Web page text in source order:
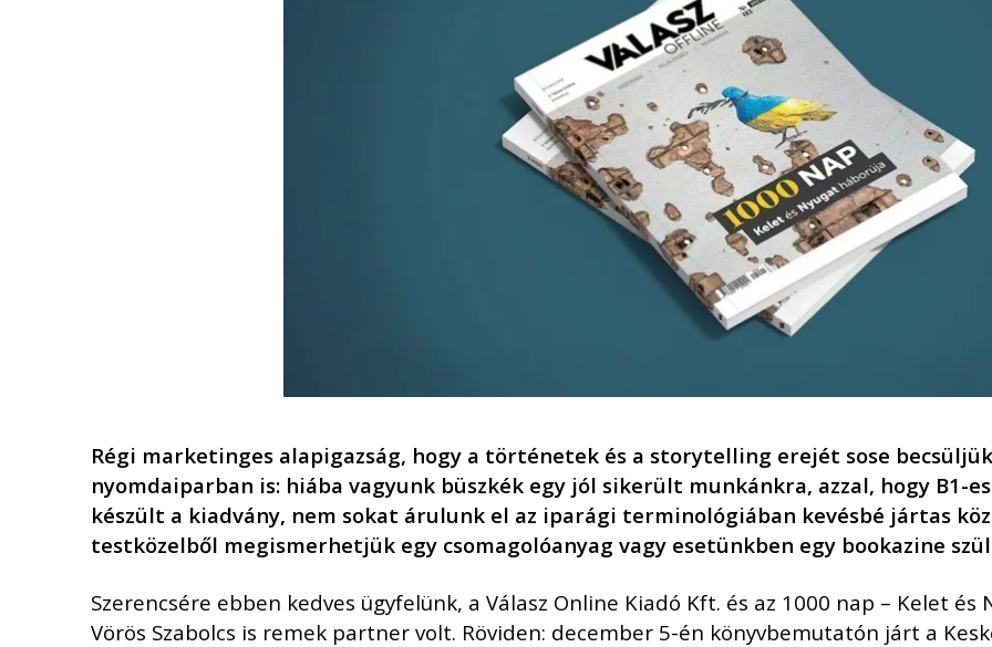
Régi marketinges alapigazság, hogy a történetek és a storytelling erejét sose
nyomdaiparban is: hiába vagyunk büszkék egy jól sikerült munkánkra, azzal, hogy B1-es
készült a kiadvány, nem sokat árulunk el az iparági terminológiában kevésbé jártas köz
testközelből megismerhetjük egy csomagolóanyag vagy esetünkben egy bookazine
Szerencsére ebben kedves ügyfelünk, a Válasz Online Kiadó Kft. és az 1000 nap – Kelet
Vörös Szabolcs is remek partner volt. Röviden: december 5-én könyvbemutatón járt a